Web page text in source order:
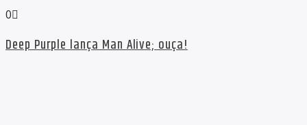
0
Deep Purple lança Man Alive; ouça!